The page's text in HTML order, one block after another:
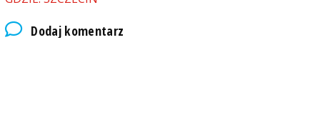
Dodaj komentarz